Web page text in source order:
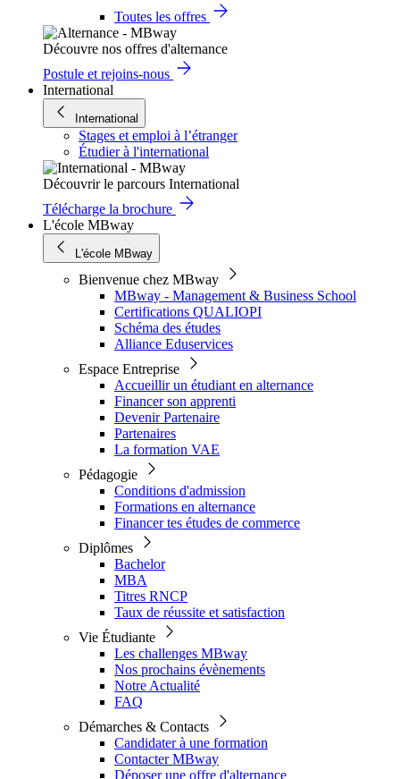
Toutes les offres
Découvre nos offres d'alternance
Postule et rejoins-nous
International
International
Stages et emploi à l’étranger
Étudier à l'international
Découvrir le parcours International
Télécharge la brochure
L'école MBway
L'école MBway
Bienvenue chez MBway
MBway - Management & Business School
Certifications QUALIOPI
Schéma des études
Alliance Eduservices
Espace Entreprise
Accueillir un étudiant en alternance
Financer son apprenti
Devenir Partenaire
Partenaires
La formation VAE
Pédagogie
Conditions d'admission
Formations en alternance
Financer tes études de commerce
Diplômes
Bachelor
MBA
Titres RNCP
Taux de réussite et satisfaction
Vie Étudiante
Les challenges MBway
Nos prochains évènements
Notre Actualité
FAQ
Démarches & Contacts
Candidater à une formation
Contacter MBway
Déposer une offre d'alternance